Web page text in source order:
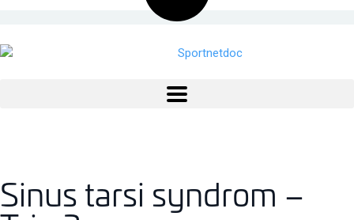
Sinus tarsi syndrom –